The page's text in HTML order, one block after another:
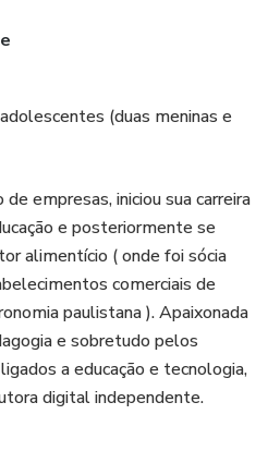
(duas meninas e
empresas, iniciou sua carreira
e posteriormente se
alimentício ( onde foi sócia
comerciais de
paulistana ). Apaixonada
e sobretudo pelos
a educação e tecnologia,
digital independente.